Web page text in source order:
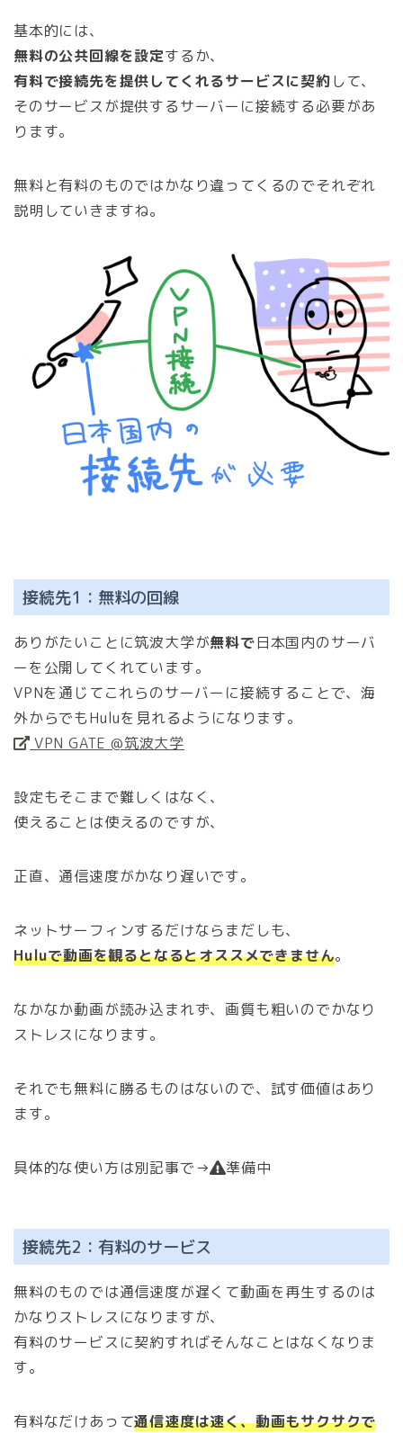
基本的には、
無料の公共回線を設定するか、
有料で接続先を提供してくれるサービスに契約して、
そのサービスが提供するサーバーに接続する必要があ
ります。
無料と有料のものではかなり違ってくるのでそれぞれ
説明していきますね。
接続先1：無料の回線
ありがたいことに筑波大学が無料で日本国内のサーバ
ーを公開してくれています。
VPNを通じてこれらのサーバーに接続することで、海
外からでもHuluを見れるようになります。
VPN GATE @筑波大学
設定もそこまで難しくはなく、
使えることは使えるのですが、
正直、通信速度がかなり遅いです。
ネットサーフィンするだけならまだしも、
Huluで動画を観るとなるとオススメできません。
なかなか動画が読み込まれず、画質も粗いのでかなり
ストレスになります。
それでも無料に勝るものはないので、試す価値はあり
ます。
具体的な使い方は別記事で→ 準備中
接続先2：有料のサービス
無料のものでは通信速度が遅くて動画を再生するのは
かなりストレスになりますが、
有料のサービスに契約すればそんなことはなくなりま
す。
有料なだけあって通信速度は速く、動画もサクサクで